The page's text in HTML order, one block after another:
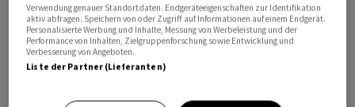
12.00 Uhr sind die Preise dagegen am höchsten. Bei
Reisen ins Ausland kann es sich dagegen lohnen, jenseits
der Grenze zu tanken. Zuletzt war Sprit unter anderem
in Polen, Tschechien, Österreich und Luxemburg teils
Verwendung genauer Standortdaten. Endgeräteeigenschaften zur Identifikation
aktiv abfragen. Speichern von oder Zugriff auf Informationen auf einem Endgerät.
Personalisierte Werbung und Inhalte, Messung von Werbeleistung und der
Performance von Inhalten, Zielgruppenforschung sowie Entwicklung und
Verbesserung von Angeboten.
Liste der Partner (Lieferanten)